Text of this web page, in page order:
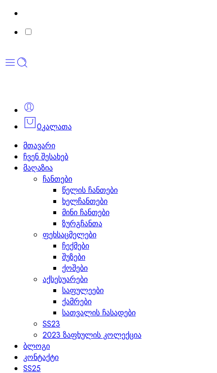
0კალათა
მთავარი
ჩვენ შესახებ
მაღაზია
ჩანთები
წელის ჩანთები
ხელჩანთები
მინი ჩანთები
ზურგჩანთა
ფეხსაცმელები
ჩექმები
შუზები
ქოშები
აქსესუარები
საფულეები
ქამრები
სათვალის ჩასადები
SS23
2023 ზაფხულის კოლექცია
ბლოგი
კონტაქტი
SS25